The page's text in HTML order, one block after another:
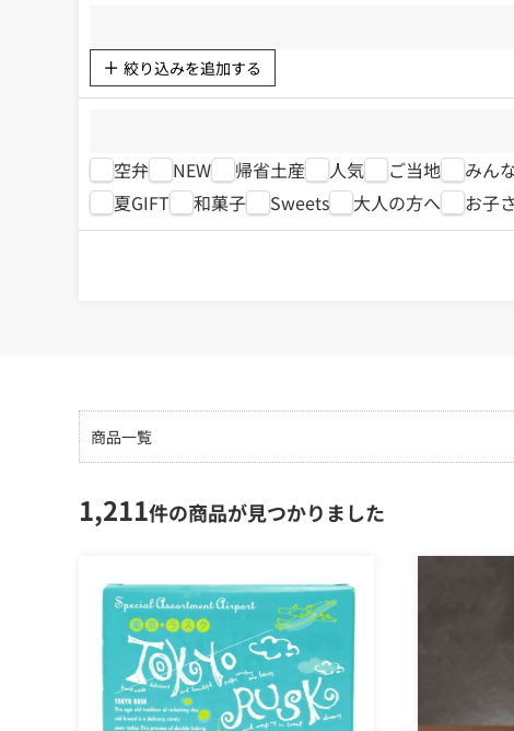
絞り込みを追加する
空弁
NEW 帰省土産 人気 ご当地 みん
夏GIFT
和菓子 Sweets 大人の方へ お子
商品一覧
1,211件の商品が見つかりました